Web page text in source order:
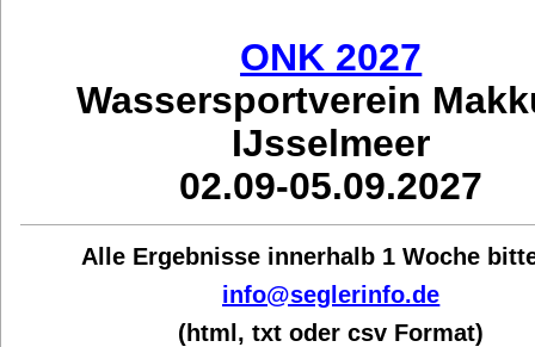
ONK 2027
Wassersportverein
IJsselmeer
02.09-05.09.2027
Alle Ergebnisse innerhalb 1 Woche bit
info@seglerinfo.de
(html, txt oder csv Format)